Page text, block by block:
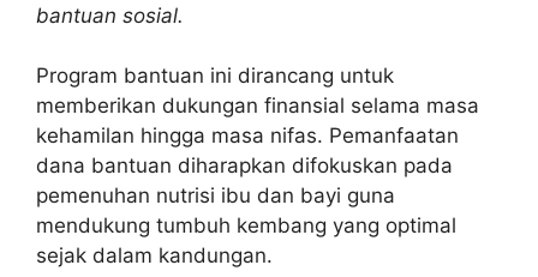
bantuan sosial.
Program bantuan ini dirancang untuk
memberikan dukungan finansial selama masa
kehamilan hingga masa nifas. Pemanfaatan
dana bantuan diharapkan difokuskan pada
pemenuhan nutrisi ibu dan bayi guna
mendukung tumbuh kembang yang optimal
sejak dalam kandungan.